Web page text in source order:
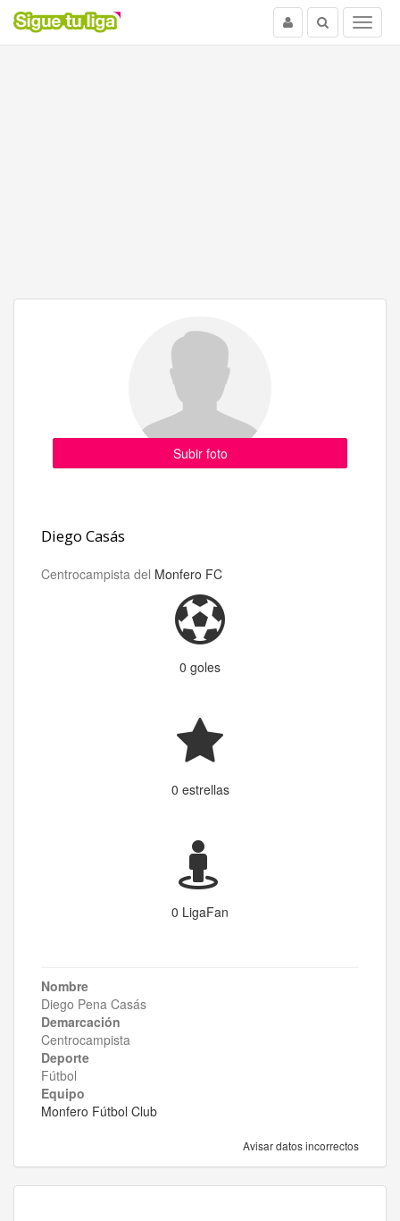
Menu
Buscar
Usuario
Subir foto
Diego Casás
Centrocampista del Monfero FC
0 goles
0 estrellas
0 LigaFan
Nombre
Diego Pena Casás
Demarcación
Centrocampista
Deporte
Fútbol
Equipo
Monfero Fútbol Club
Avisar datos incorrectos